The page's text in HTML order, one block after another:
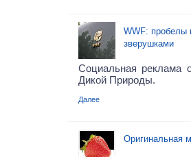
WWF: пробелы
зверушками
Социальная реклама
Дикой Природы.
Далее
Оригинальная